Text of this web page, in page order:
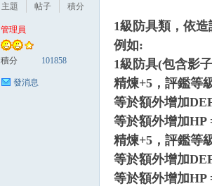
主題
帖子
積分
管理員
積分 101858
發消息
1級防具類，依
例如:
1級防具(包含影
精煉+5，評鑑等
等於額外增加
等於額外增加HP
精煉+5，評鑑等
等於額外增加
等於額外增加HP